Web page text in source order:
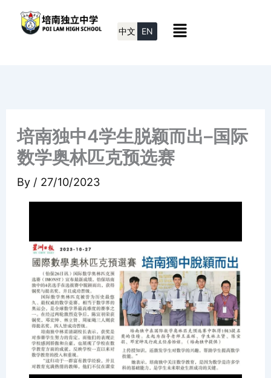
中文 EN Menu
培南独中4学生脱颖而出–国际
数学奥林匹克预选赛
By / 27/10/2023